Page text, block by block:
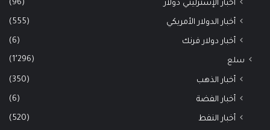
أخبار الإسترليني دولار (96)
أخبار الدولار الأمريكي (555)
أخبار دولار فرنك (6)
سلع (1٬296)
أخبار الذهب (350)
أخبار الفضة (6)
أخبار النفط (520)